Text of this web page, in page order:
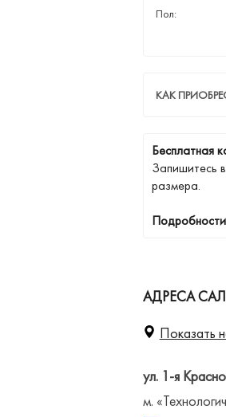
Пол:
КАК
Бесплатная
Запишитесь
размера.
АДРЕСА
Показать
ул. 1-я
м.